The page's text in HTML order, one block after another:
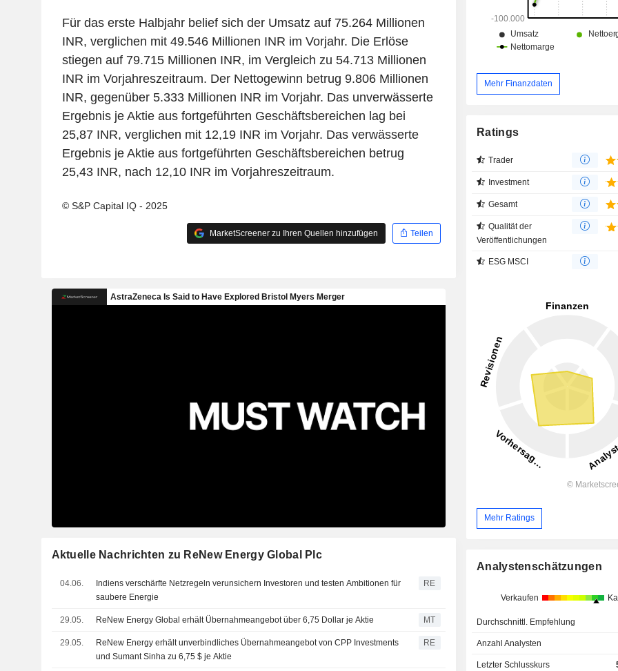
Für das erste Halbjahr belief sich der Umsatz auf 75.264 Millionen
INR, verglichen mit 49.546 Millionen INR im Vorjahr. Die Erlöse
stiegen auf 79.715 Millionen INR, im Vergleich zu 54.713 Millionen
INR im Vorjahreszeitraum. Der Nettogewinn betrug 9.806 Millionen
INR, gegenüber 5.333 Millionen INR im Vorjahr. Das unverwässerte
Ergebnis je Aktie aus fortgeführten Geschäftsbereichen lag bei
25,87 INR, verglichen mit 12,19 INR im Vorjahr. Das verwässerte
Ergebnis je Aktie aus fortgeführten Geschäftsbereichen betrug
25,43 INR, nach 12,10 INR im Vorjahreszeitraum.
© S&P Capital IQ - 2025
MarketScreener zu Ihren Quellen hinzufügen Teilen
Aktuelle Nachrichten zu ReNew Energy Global Plc
04.06.
Indiens verschärfte Netzregeln verunsichern Investoren und testen Ambitionen für
saubere Energie
RE
29.05. ReNew Energy Global erhält Übernahmeangebot über 6,75 Dollar je Aktie MT
29.05.
ReNew Energy erhält unverbindliches Übernahmeangebot von CPP Investments
und Sumant Sinha zu 6,75 $ je Aktie
RE
mit der Stromerzeugung
konventionellen und
Energiequellen durch.
Mehr Finanzdaten
Ratings
Trader
Investment
Gesamt
Qualität der
Veröffentlichungen
ESG MSCI
Mehr Ratings
Analystenschätzungen
Verkaufen
Durchschnittl. Empfehlung
Anzahl Analysten
Letzter Schlusskurs